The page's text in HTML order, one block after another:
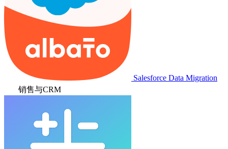
Salesforce Data Migration
销售与CRM